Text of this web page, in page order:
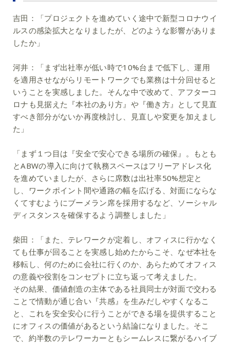
吉田：
「プロジェクトを進めていく途中で新型コロナウイ
ルスの感染拡大となりましたが、どのような影響がありま
したか」
河井：
「まず出社率が低い時で10%台まで低下し、運用
を適用させながらリモートワークでも業務は十分回せると
いうことを実感しました。そんな中で改めて、アフターコ
ロナも見据えた『本社のあり方』や『働き方』として見直
すべき部分がないか再度検討し、見直しや変更を加えまし
た」
「まず１つ目は『安全で安心できる場所の確保』。もとも
とABWの導入に向けて執務スペースはフリーアドレス化
を進めていましたが、さらに席数は出社率50%想定と
し、ワークポイント間や通路の幅を広げる、対面にならな
くてすむようにブーメラン席を採用するなど、ソーシャル
ディスタンスを確保するよう調整しました」
柴田：
「また、テレワークが定着し、オフィスに行かなく
ても仕事が回ることを実感し始めたからこそ、なぜ本社を
移転し、何のために会社に行くのか、あらためてオフィス
の意義や役割をコンセプトに立ち返って考えました。
その結果、価値創造の主体である社員同士が対面で交わる
ことで情動が通じ合い『共感』を生みだしやすくなるこ
と、これを安全安心に行うことができる場を提供すること
にオフィスの価値があるという結論になりました。そこ
で、約半数のテレワーカーともシームレスに繋がるハイブ